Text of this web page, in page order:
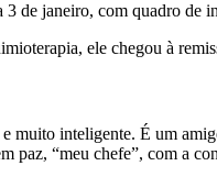
janeiro, com quadro de
ele chegou à
inteligente. É um
“meu chefe”, com a